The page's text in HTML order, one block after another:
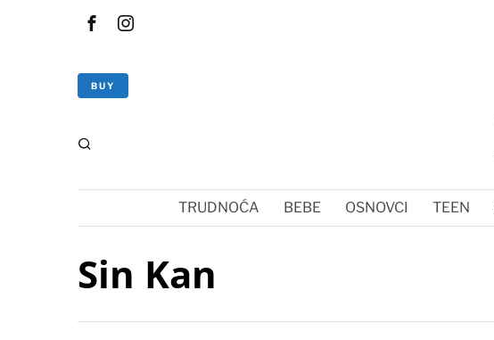
BUY
TRUDNOĆA BEBE OSNOVCI TEEN
Sin Kan